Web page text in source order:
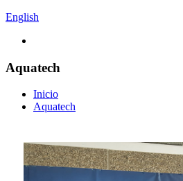
English
Aquatech
Inicio
Aquatech